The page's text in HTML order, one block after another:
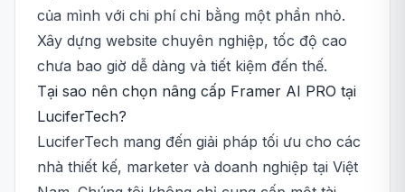
của mình với chi phí chỉ bằng một phần nhỏ.
Xây dựng website chuyên nghiệp, tốc độ cao
chưa bao giờ dễ dàng và tiết kiệm đến thế.
Tại sao nên chọn nâng cấp Framer AI PRO tại
LuciferTech?
LuciferTech mang đến giải pháp tối ưu cho các
nhà thiết kế, marketer và doanh nghiệp tại Việt